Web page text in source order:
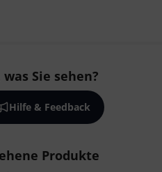
Sie sehen?
Hilfe & Feedback
Produkte